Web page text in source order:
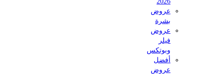
عروض
بشرة
عروض
وبوتكس
أفضل
عروض